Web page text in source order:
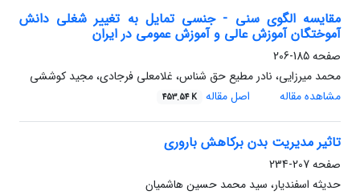
مقایسه الگوی سنی - جنسی تمایل به تغییر شغلی دانش
آموختگان آموزش عالی و آموزش عمومی در ایران
صفحه185-206
محمد میرزایی، نادر مطیع حق شناس، غلامعلی فرجادی، مجید کوششی
مشاهده مقاله
اصل مقاله 453.54 K
تاثیر مدیریت بدن برکاهش باروری
صفحه207-234
حدیثه اسفندیار، سید محمد حسین هاشمیان